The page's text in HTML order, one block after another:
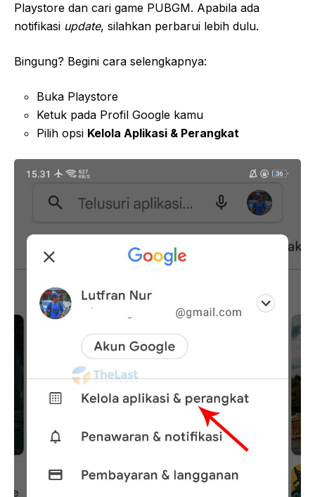
Playstore dan cari game PUBGM. Apabila ada
notifikasi update, silahkan perbarui lebih dulu.
Bingung? Begini cara selengkapnya:
Buka Playstore
Ketuk pada Profil Google kamu
Pilih opsi Kelola Aplikasi & Perangkat